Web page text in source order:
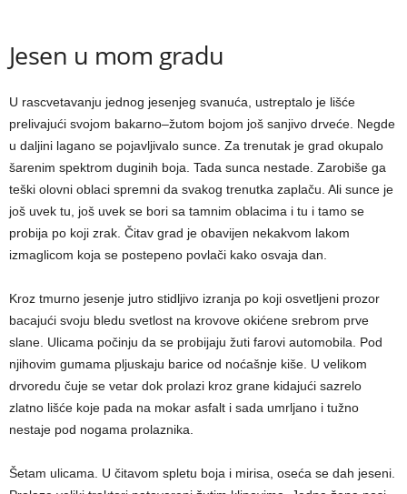
Jesen u mom gradu
U rascvetavanju jednog jesenjeg svanuća, ustreptalo je lišće
prelivajući svojom bakarno–žutom bojom još sanjivo drveće. Negde
u daljini lagano se pojavljivalo sunce. Za trenutak je grad okupalo
šarenim spektrom duginih boja. Tada sunca nestade. Zarobiše ga
teški olovni oblaci spremni da svakog trenutka zaplaču. Ali sunce je
još uvek tu, još uvek se bori sa tamnim oblacima i tu i tamo se
probija po koji zrak. Čitav grad je obavijen nekakvom lakom
izmaglicom koja se postepeno povlači kako osvaja dan.
Kroz tmurno jesenje jutro stidljivo izranja po koji osvetljeni prozor
bacajući svoju bledu svetlost na krovove okićene srebrom prve
slane. Ulicama počinju da se probijaju žuti farovi automobila. Pod
njihovim gumama pljuskaju barice od noćašnje kiše. U velikom
drvoredu čuje se vetar dok prolazi kroz grane kidajući sazrelo
zlatno lišće koje pada na mokar asfalt i sada umrljano i tužno
nestaje pod nogama prolaznika.
Šetam ulicama. U čitavom spletu boja i mirisa, oseća se dah jeseni.